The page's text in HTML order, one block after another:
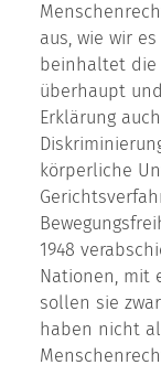
aus, wie wir
beinhaltet die
überhaupt
Erklärung
körperliche
1948
Nationen, mit
sollen sie
haben nicht